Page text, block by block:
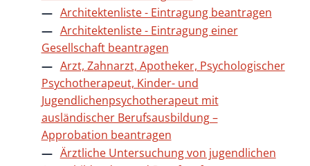
Architektenliste - Eintragung beantragen
Architektenliste - Eintragung einer
Gesellschaft beantragen
Arzt, Zahnarzt, Apotheker, Psychologischer
Psychotherapeut, Kinder- und
Jugendlichenpsychotherapeut mit
ausländischer Berufsausbildung –
Approbation beantragen
Ärztliche Untersuchung von jugendlichen